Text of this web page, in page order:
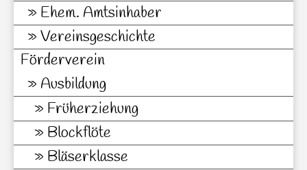
Ehem. Amtsinhaber
Vereinsgeschichte
Förderverein
Ausbildung
Früherziehung
Blockflöte
Bläserklasse